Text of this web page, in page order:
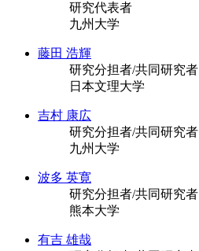
研究代表者
九州大学
藤田 浩輝
研究分担者/共同研究者
日本文理大学
吉村 康広
研究分担者/共同研究者
九州大学
波多 英寛
研究分担者/共同研究者
熊本大学
有吉 雄哉